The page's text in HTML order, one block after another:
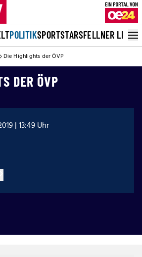
POLITIKSPORTSTARSFELLNER LIVE
Die Highlights der ÖVP
DER ÖVP
| 13:49 Uhr